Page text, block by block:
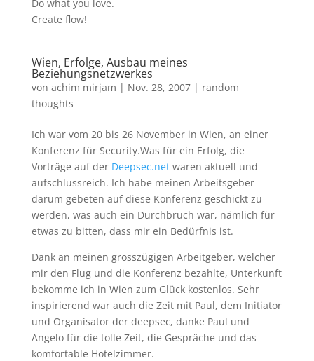
Do what you love.
Create flow!
Wien, Erfolge, Ausbau meines
Beziehungsnetzwerkes
von achim mirjam | Nov. 28, 2007| random
thoughts
Ich war vom 20 bis 26 November in Wien, an einer
Konferenz für Security.Was für ein Erfolg, die
Vorträge auf der Deepsec.net waren aktuell und
aufschlussreich. Ich habe meinen Arbeitsgeber
darum gebeten auf diese Konferenz geschickt zu
werden, was auch ein Durchbruch war, nämlich für
etwas zu bitten, dass mir ein Bedürfnis ist.
Dank an meinen grosszügigen Arbeitgeber, welcher
mir den Flug und die Konferenz bezahlte, Unterkunft
bekomme ich in Wien zum Glück kostenlos. Sehr
inspirierend war auch die Zeit mit Paul, dem Initiator
und Organisator der deepsec, danke Paul und
Angelo für die tolle Zeit, die Gespräche und das
komfortable Hotelzimmer.